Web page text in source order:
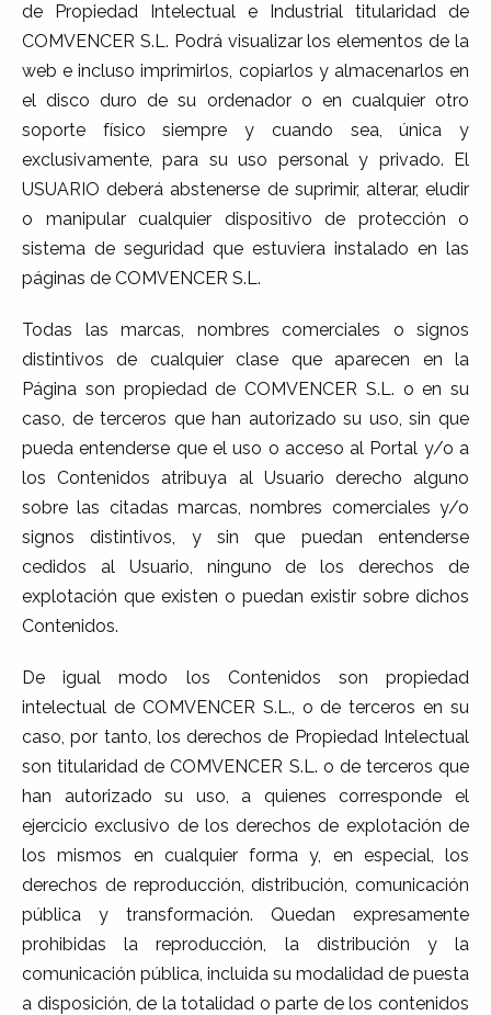
de Propiedad Intelectual e Industrial titularidad de
COMVENCER S.L. Podrá visualizar los elementos de la
web e incluso imprimirlos, copiarlos y almacenarlos en
el disco duro de su ordenador o en cualquier otro
soporte físico siempre y cuando sea, única y
exclusivamente, para su uso personal y privado. El
USUARIO deberá abstenerse de suprimir, alterar, eludir
o manipular cualquier dispositivo de protección o
sistema de seguridad que estuviera instalado en las
páginas de COMVENCER S.L.
Todas las marcas, nombres comerciales o signos
distintivos de cualquier clase que aparecen en la
Página son propiedad de COMVENCER S.L. o en su
caso, de terceros que han autorizado su uso, sin que
pueda entenderse que el uso o acceso al Portal y/o a
los Contenidos atribuya al Usuario derecho alguno
sobre las citadas marcas, nombres comerciales y/o
signos distintivos, y sin que puedan entenderse
cedidos al Usuario, ninguno de los derechos de
explotación que existen o puedan existir sobre dichos
Contenidos.
De igual modo los Contenidos son propiedad
intelectual de COMVENCER S.L., o de terceros en su
caso, por tanto, los derechos de Propiedad Intelectual
son titularidad de COMVENCER S.L. o de terceros que
han autorizado su uso, a quienes corresponde el
ejercicio exclusivo de los derechos de explotación de
los mismos en cualquier forma y, en especial, los
derechos de reproducción, distribución, comunicación
pública y transformación. Quedan expresamente
prohibidas la reproducción, la distribución y la
comunicación pública, incluida su modalidad de puesta
a disposición, de la totalidad o parte de los contenidos